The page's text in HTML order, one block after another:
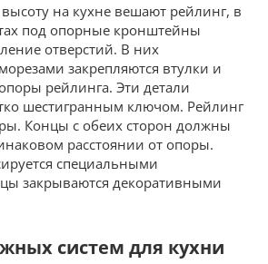
на кухне вешают рейлинг, в
под опорные кронштейны
отверстий. В них
закрепляются втулки и
рейлинга. Эти детали
шестигранным ключом. Рейлинг
Концы с обеих сторон должны
расстоянии от опоры.
специальными
закрываются декоративными
систем для кухни